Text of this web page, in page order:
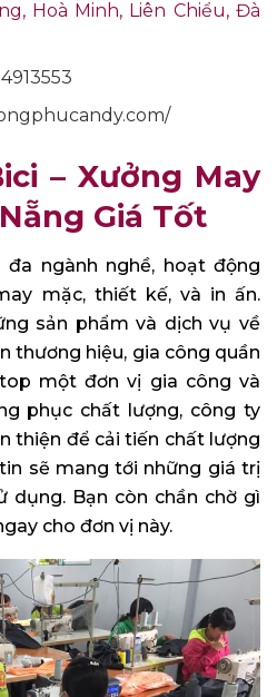
Hoà Minh, Liên Chiểu, Đà
– Xưởng May
Giá Tốt
ngành nghề, hoạt động
mặc, thiết kế, và in ấn.
sản phẩm và dịch vụ về
thương hiệu, gia công quần
một đơn vị gia công và
phục chất lượng, công ty
thiện để cải tiến chất lượng
sẽ mang tới những giá trị
dụng. Bạn còn chần chờ gì
cho đơn vị này.